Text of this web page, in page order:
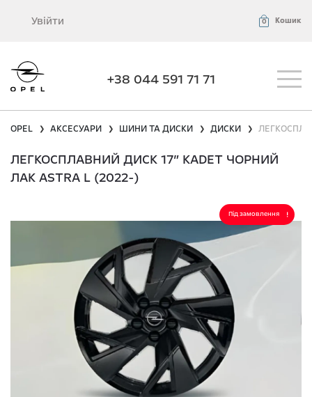
Увійти 0 Кошик
+38 044 591 71 71
OPEL ❯ АКСЕСУАРИ ❯ ШИНИ ТА ДИСКИ ❯ ДИСКИ ❯
ЛЕГКОСПЛАВНИЙ ДИСК 17” KADET ЧОРНИЙ
ЛАК ASTRA L (2022-)
Під замовлення